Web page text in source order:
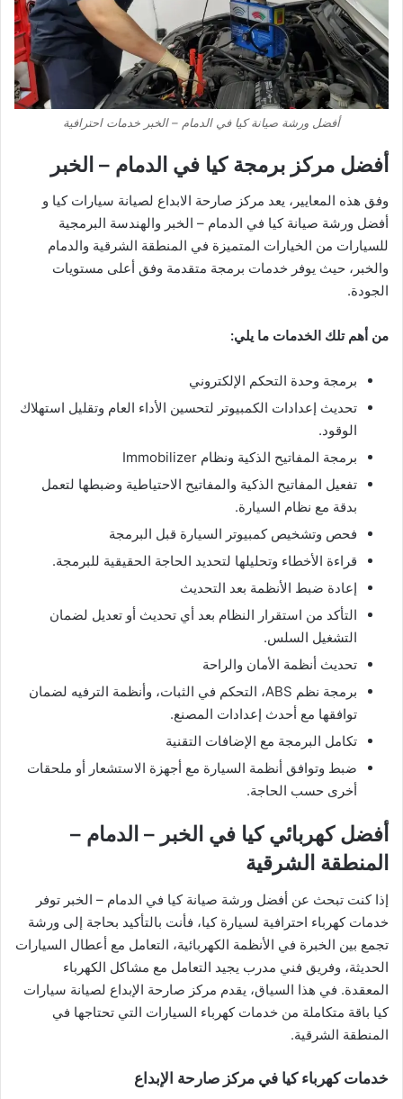
أفضل ورشة صيانة كيا في الدمام – الخبر خدمات احترافية
أفضل مركز برمجة كيا في الدمام – الخبر
وفق هذه المعايير، يعد مركز صارحة الابداع لصيانة سيارات كيا و
أفضل ورشة صيانة كيا في الدمام – الخبر والهندسة البرمجية
للسيارات من الخيارات المتميزة في المنطقة الشرقية والدمام
والخبر، حيث يوفر خدمات برمجة متقدمة وفق أعلى مستويات
الجودة.
من أهم تلك الخدمات ما يلي:
برمجة وحدة التحكم الإلكتروني
تحديث إعدادات الكمبيوتر لتحسين الأداء العام وتقليل استهلاك
الوقود.
برمجة المفاتيح الذكية ونظام Immobilizer
تفعيل المفاتيح الذكية والمفاتيح الاحتياطية وضبطها لتعمل
بدقة مع نظام السيارة.
فحص وتشخيص كمبيوتر السيارة قبل البرمجة
قراءة الأخطاء وتحليلها لتحديد الحاجة الحقيقية للبرمجة.
إعادة ضبط الأنظمة بعد التحديث
التأكد من استقرار النظام بعد أي تحديث أو تعديل لضمان
التشغيل السلس.
تحديث أنظمة الأمان والراحة
برمجة نظم ABS، التحكم في الثبات، وأنظمة الترفيه لضمان
توافقها مع أحدث إعدادات المصنع.
تكامل البرمجة مع الإضافات التقنية
ضبط وتوافق أنظمة السيارة مع أجهزة الاستشعار أو ملحقات
أخرى حسب الحاجة.
أفضل كهربائي كيا في الخبر – الدمام –
المنطقة الشرقية
إذا كنت تبحث عن أفضل ورشة صيانة كيا في الدمام – الخبر توفر
خدمات كهرباء احترافية لسيارة كيا، فأنت بالتأكيد بحاجة إلى ورشة
تجمع بين الخبرة في الأنظمة الكهربائية، التعامل مع أعطال السيارات
الحديثة، وفريق فني مدرب يجيد التعامل مع مشاكل الكهرباء
المعقدة. في هذا السياق، يقدم مركز صارحة الإبداع لصيانة سيارات
كيا باقة متكاملة من خدمات كهرباء السيارات التي تحتاجها في
المنطقة الشرقية.
خدمات كهرباء كيا في مركز صارحة الإبداع